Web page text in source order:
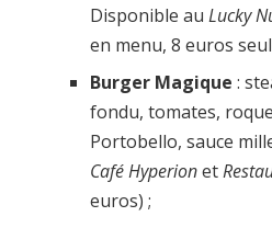
Disponible auLucky
en menu, 8 euros
Burger Magique:
fondu, tomates,
Portobello, sauce
CaféHyperionet
euros) ;